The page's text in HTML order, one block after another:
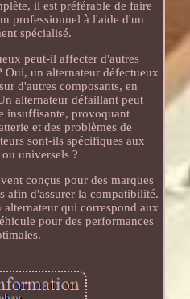
il est préférable de faire
professionnel à l'aide d'un
spécialisé.
peut-il affecter d'autres
Oui, un alternateur défectueux
d'autres composants, en
alternateur défaillant peut
insuffisante, provoquant
et des problèmes de
sont-ils spécifiques aux
universels ?
conçus pour des marques
afin d'assurer la compatibilité.
qui correspond aux
pour des performances